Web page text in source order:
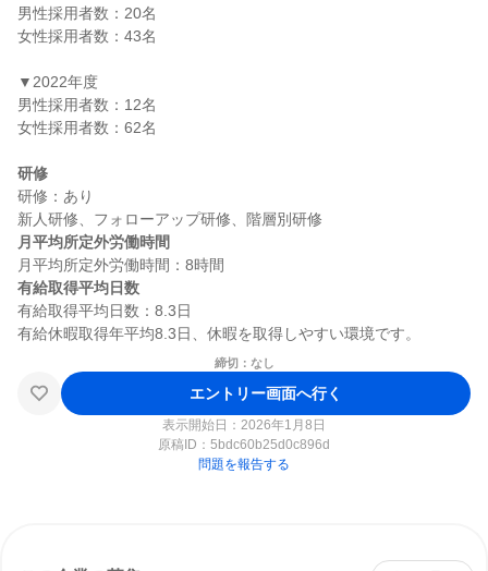
男性採用者数：20名
女性採用者数：43名
▼2022年度
男性採用者数：12名
女性採用者数：62名
研修
研修：あり
月平均所定外労働時間
有給取得平均日数
有給取得平均日数：8.3日
締切：なし
エントリー画面へ行く
表示開始日：2026年1月8日
原稿ID： 5bdc60b25d0c896d
問題を報告する